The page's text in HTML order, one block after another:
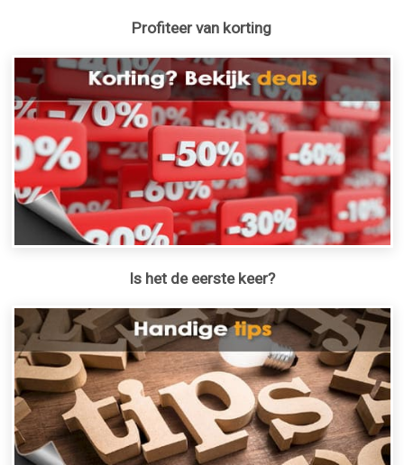
Profiteer van korting
Is het de eerste keer?